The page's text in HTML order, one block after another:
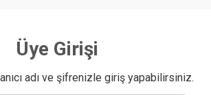
Üye Girişi
adı ve şifrenizle giriş yapabilirsiniz.